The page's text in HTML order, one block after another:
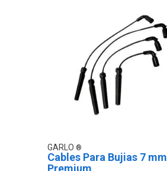
GARLO
Cables Para Bujias 7 mm
Premium